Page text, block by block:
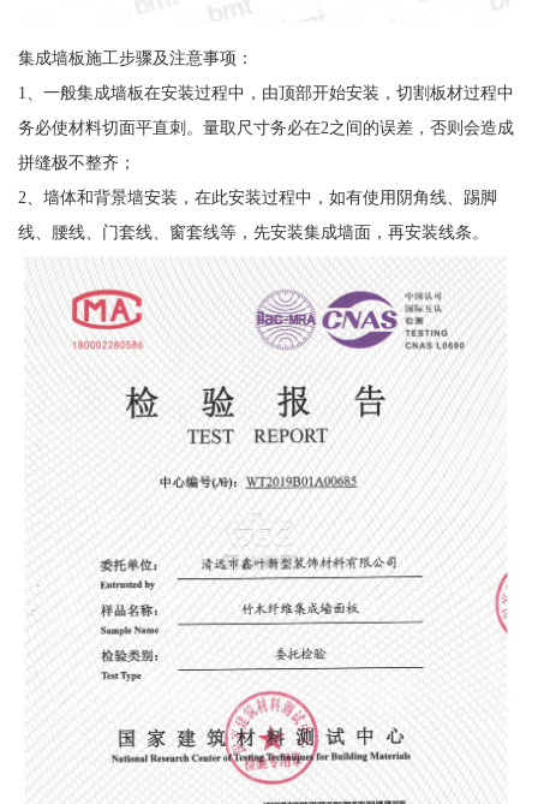
集成墙板施工步骤及注意事项：
1、一般集成墙板在安装过程中，由顶部开始安装，切割板材过程中
务必使材料切面平直刺。量取尺寸务必在2之间的误差，否则会造成
拼缝极不整齐；
2、墙体和背景墙安装，在此安装过程中，如有使用阴角线、踢脚
线、腰线、门套线、窗套线等，先安装集成墙面，再安装线条。